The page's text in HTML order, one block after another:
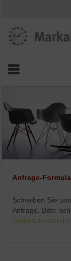
Anfrage-
Schreiben Sie
Anfrage. Bitte